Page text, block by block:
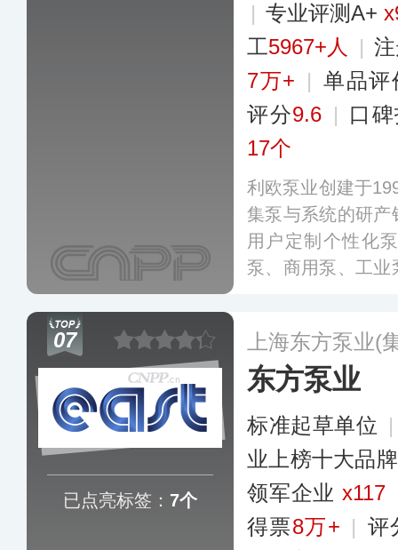
| 专业评测A+
工5967+人 |
7万+ | 单品评
评分9.6 | 口
17个
利欧泵业创建于
集泵与系统的研
用户定制个性化
泵、商用泵、工
07
已点亮标签： 7个
上海东方泵业(
东方泵业
标准起草单位
业上榜十大品牌
领军企业x117
得票8万+ | 评